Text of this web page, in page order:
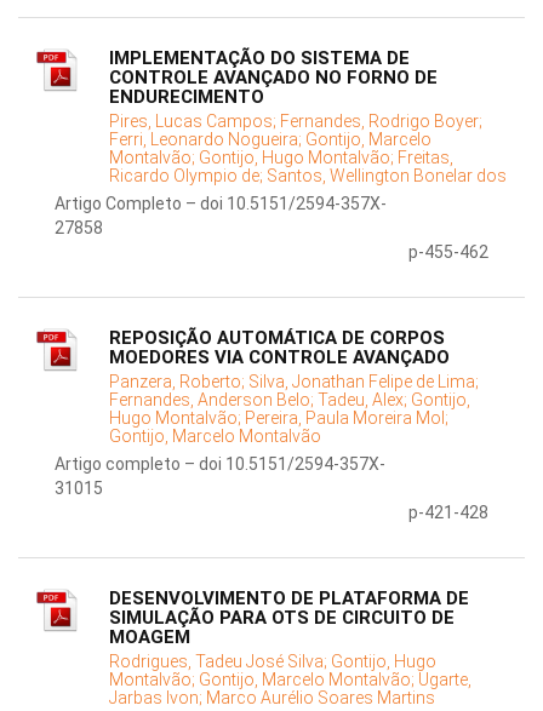
IMPLEMENTAÇÃO DO SISTEMA DE
CONTROLE AVANÇADO NO FORNO DE
ENDURECIMENTO
Pires, Lucas Campos; Fernandes, Rodrigo Boyer;
Ferri, Leonardo Nogueira; Gontijo, Marcelo
Montalvão; Gontijo, Hugo Montalvão; Freitas,
Ricardo Olympio de; Santos, Wellington Bonelar dos
Artigo Completo – doi 10.5151/2594-357X-
27858
p-455-462
REPOSIÇÃO AUTOMÁTICA DE CORPOS
MOEDORES VIA CONTROLE AVANÇADO
Panzera, Roberto; Silva, Jonathan Felipe de Lima;
Fernandes, Anderson Belo; Tadeu, Alex; Gontijo,
Hugo Montalvão; Pereira, Paula Moreira Mol;
Gontijo, Marcelo Montalvão
Artigo completo – doi 10.5151/2594-357X-
31015
p-421-428
DESENVOLVIMENTO DE PLATAFORMA DE
SIMULAÇÃO PARA OTS DE CIRCUITO DE
MOAGEM
Rodrigues, Tadeu José Silva; Gontijo, Hugo
Montalvão; Gontijo, Marcelo Montalvão; Ugarte,
Jarbas Ivon; Marco Aurélio Soares Martins